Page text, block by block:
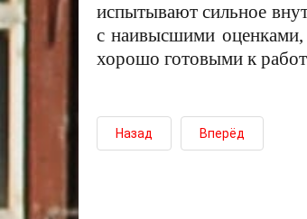
испытывают сильное
с наивысшими
хорошо готовыми к
Назад Вперёд